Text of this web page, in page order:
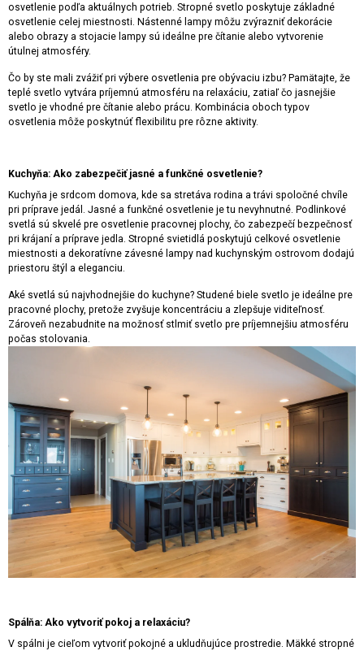
osvetlenie podľa aktuálnych potrieb. Stropné svetlo poskytuje základné
osvetlenie celej miestnosti. Nástenné lampy môžu zvýrazniť dekorácie
alebo obrazy a stojacie lampy sú ideálne pre čítanie alebo vytvorenie
útulnej atmosféry.
Čo by ste mali zvážiť pri výbere osvetlenia pre obývaciu izbu? Pamätajte, že
teplé svetlo vytvára príjemnú atmosféru na relaxáciu, zatiaľ čo jasnejšie
svetlo je vhodné pre čítanie alebo prácu. Kombinácia oboch typov
osvetlenia môže poskytnúť flexibilitu pre rôzne aktivity.
Kuchyňa: Ako zabezpečiť jasné a funkčné osvetlenie?
Kuchyňa je srdcom domova, kde sa stretáva rodina a trávi spoločné chvíle
pri príprave jedál. Jasné a funkčné osvetlenie je tu nevyhnutné. Podlinkové
svetlá sú skvelé pre osvetlenie pracovnej plochy, čo zabezpečí bezpečnosť
pri krájaní a príprave jedla. Stropné svietidlá poskytujú celkové osvetlenie
miestnosti a dekoratívne závesné lampy nad kuchynským ostrovom dodajú
priestoru štýl a eleganciu.
Aké svetlá sú najvhodnejšie do kuchyne? Studené biele svetlo je ideálne pre
pracovné plochy, pretože zvyšuje koncentráciu a zlepšuje viditeľnosť.
Zároveň nezabudnite na možnosť stlmiť svetlo pre príjemnejšiu atmosféru
počas stolovania.
Spálňa: Ako vytvoriť pokoj a relaxáciu?
V spálni je cieľom vytvoriť pokojné a ukludňujúce prostredie. Mäkké stropné